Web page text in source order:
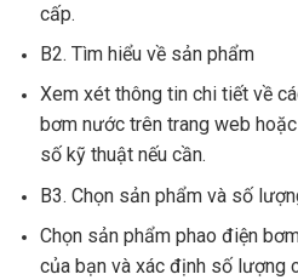
cấp.
B2. Tìm hiểu về sản phẩm
Xem xét thông tin chi tiết về
bơm nước trên trang web
số kỹ thuật nếu cần.
B3. Chọn sản phẩm và số
Chọn sản phẩm phao điện
của bạn và xác định số lượng